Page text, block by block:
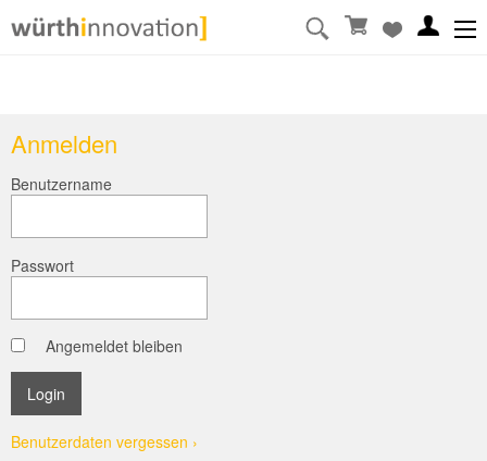
Anmelden
Benutzername
Passwort
Angemeldet bleiben
Benutzerdaten vergessen ›